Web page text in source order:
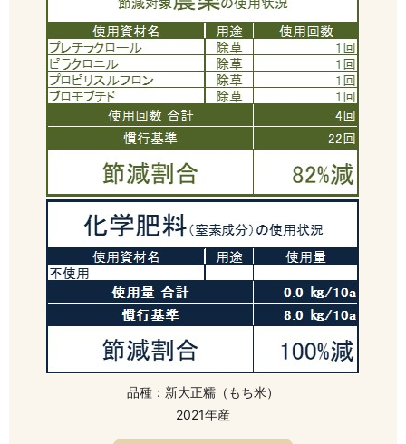
品種：新大正糯（もち米）
2021年産